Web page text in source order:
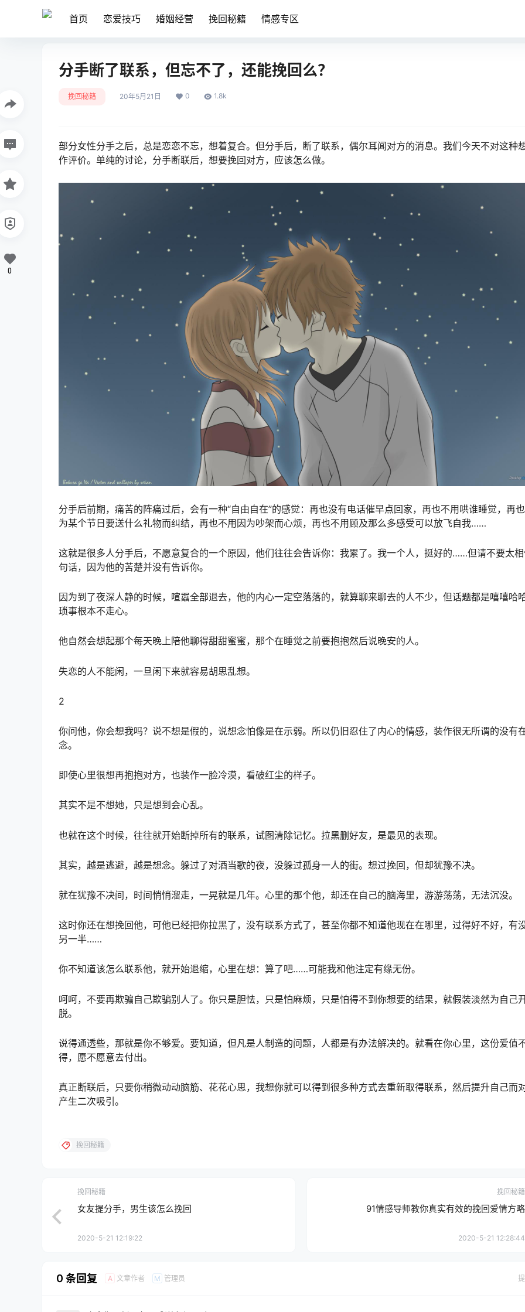
首页 恋爱技巧 婚姻经营 挽回秘籍 情感专区
分手断了联系，但忘不了，还能挽回么？
挽回秘籍 20年5月21日 0 1.8k
部分女性分手之后，总是恋恋不忘，想着复合。但分手后，断了联系，偶尔耳闻对方的消息。我们今天不对这种
作评价。单纯的讨论，分手断联后，想要挽回对方，应该怎么做。
分手后前期，痛苦的阵痛过后，会有一种“自由自在”的感觉：再也没有电话催早点回家，再也不用哄谁睡觉，再
为某个节日要送什么礼物而纠结，再也不用因为吵架而心烦，再也不用顾及那么多感受可以放飞自我……
这就是很多人分手后，不愿意复合的一个原因，他们往往会告诉你：我累了。我一个人，挺好的……但请不要太
句话，因为他的苦楚并没有告诉你。
因为到了夜深人静的时候，喧嚣全部退去，他的内心一定空落落的，就算聊来聊去的人不少，但话题都是嘻嘻哈
琐事根本不走心。
他自然会想起那个每天晚上陪他聊得甜甜蜜蜜，那个在睡觉之前要抱抱然后说晚安的人。
失恋的人不能闲，一旦闲下来就容易胡思乱想。
2
你问他，你会想我吗？说不想是假的，说想念怕像是在示弱。所以仍旧忍住了内心的情感，装作很无所谓的没有
念。
即使心里很想再抱抱对方，也装作一脸冷漠，看破红尘的样子。
其实不是不想她，只是想到会心乱。
也就在这个时候，往往就开始断掉所有的联系，试图清除记忆。拉黑删好友，是最见的表现。
其实，越是逃避，越是想念。躲过了对酒当歌的夜，没躲过孤身一人的街。想过挽回，但却犹豫不决。
就在犹豫不决间，时间悄悄溜走，一晃就是几年。心里的那个他，却还在自己的脑海里，游游荡荡，无法沉没。
这时你还在想挽回他，可他已经把你拉黑了，没有联系方式了，甚至你都不知道他现在在哪里，过得好不好，有
另一半……
你不知道该怎么联系他，就开始退缩，心里在想：算了吧……可能我和他注定有缘无份。
呵呵，不要再欺骗自己欺骗别人了。你只是胆怯，只是怕麻烦，只是怕得不到你想要的结果，就假装淡然为自己
脱。
说得通透些，那就是你不够爱。要知道，但凡是人制造的问题，人都是有办法解决的。就看在你心里，这份爱值
得，愿不愿意去付出。
真正断联后，只要你稍微动动脑筋、花花心思，我想你就可以得到很多种方式去重新取得联系，然后提升自己而
产生二次吸引。
0
挽回秘籍
挽回秘籍
女友提分手，男生该怎么挽回
2020-5-21 12:19:22
挽回秘籍
91情感导师教你真实有效的挽回爱情方略
2020-5-21 12:28:44
0 条回复 A 文章作者 M 管理员